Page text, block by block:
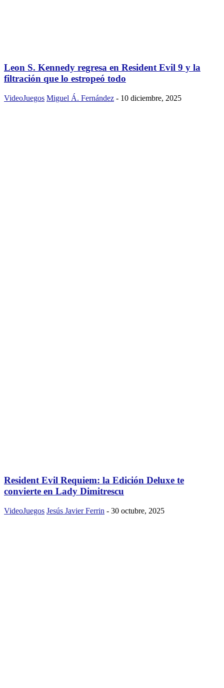
Leon S. Kennedy regresa en Resident Evil 9 y la
filtración que lo estropeó todo
VideoJuegos Miguel Á. Fernández - 10 diciembre, 2025
Resident Evil Requiem: la Edición Deluxe te
convierte en Lady Dimitrescu
VideoJuegos Jesús Javier Ferrin - 30 octubre, 2025